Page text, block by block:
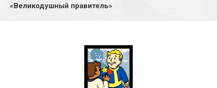
«Великодушный правитель»